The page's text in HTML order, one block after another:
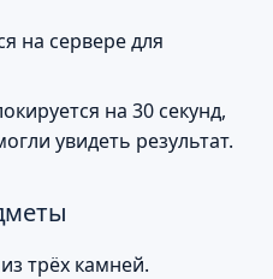
на сервере для
на 30 секунд,
увидеть результат.
трёх камней.